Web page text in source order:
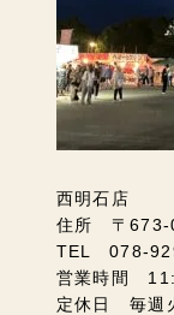
西明石店
住所 〒673-
TEL 078-
営業時間
定休日 毎週